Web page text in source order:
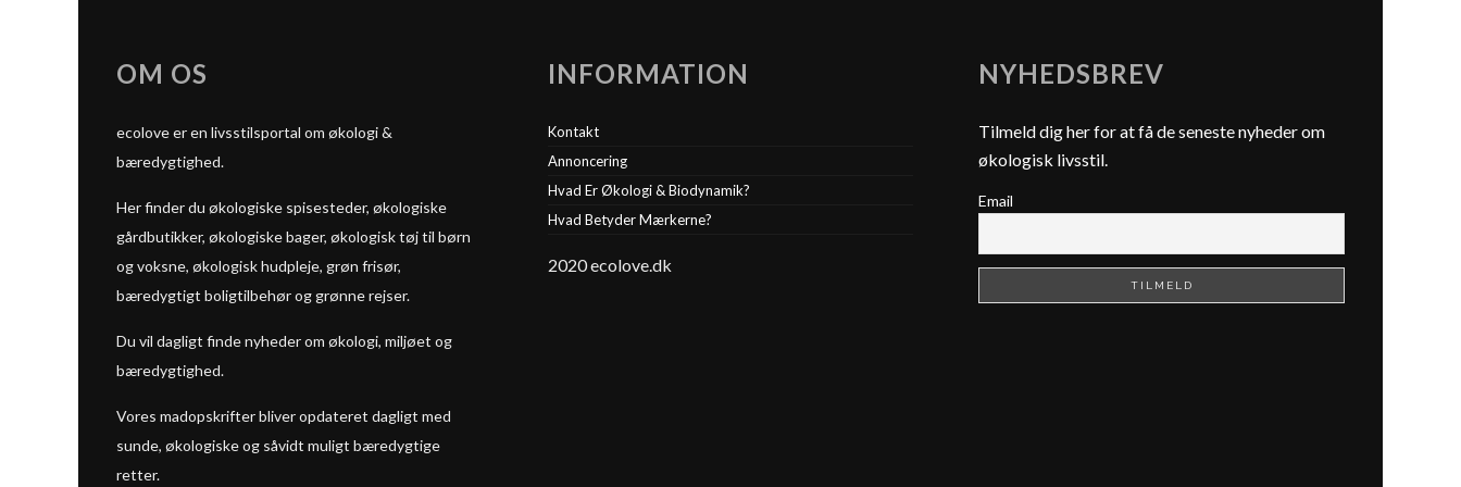
OM OS
ecolove er en livsstilsportal om økologi &
bæredygtighed.
Her finder du økologiske spisesteder, økologiske
gårdbutikker, økologiske bager, økologisk tøj til børn
og voksne, økologisk hudpleje, grøn frisør,
bæredygtigt boligtilbehør og grønne rejser.
Du vil dagligt finde nyheder om økologi, miljøet og
bæredygtighed.
Vores madopskrifter bliver opdateret dagligt med
sunde, økologiske og såvidt muligt bæredygtige
retter.
INFORMATION
Kontakt
Annoncering
Hvad Er Økologi & Biodynamik?
Hvad Betyder Mærkerne?
2020 ecolove.dk
NYHEDSBREV
Tilmeld dig her for at få de seneste nyheder om
økologisk livsstil.
Email